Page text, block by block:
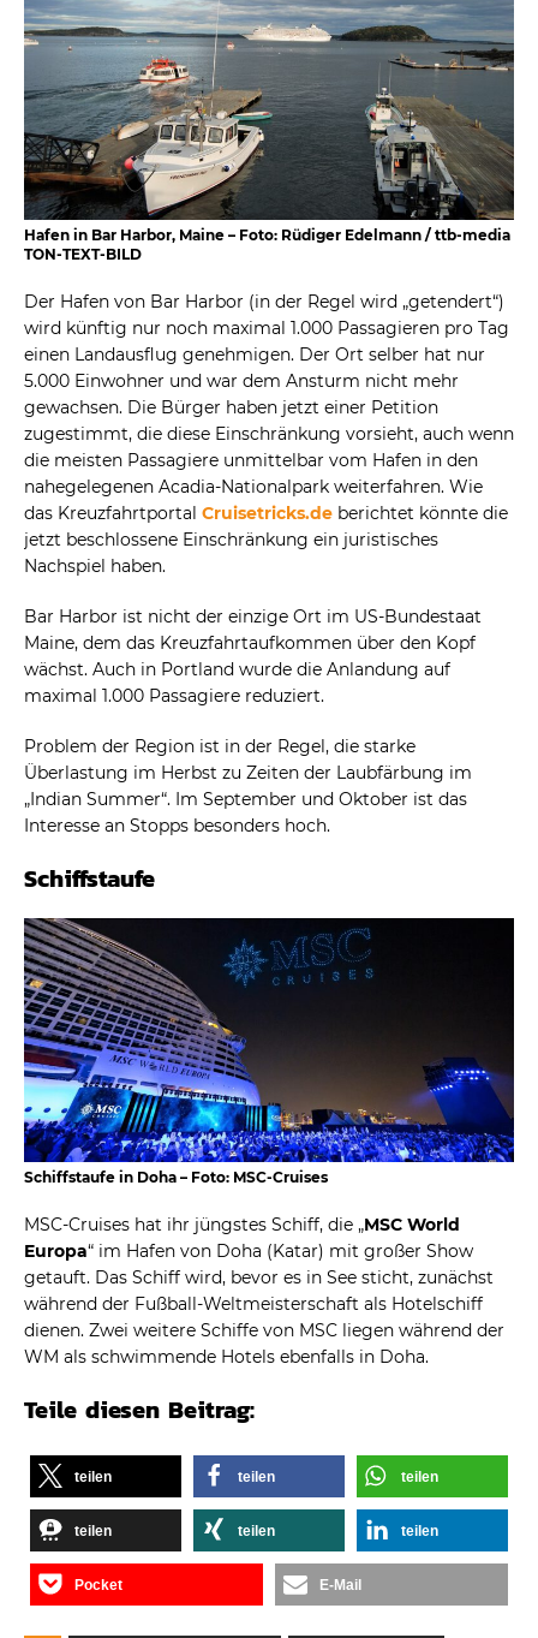
Hafen in Bar Harbor, Maine – Foto: Rüdiger Edelmann / ttb-media
TON-TEXT-BILD
Der Hafen von Bar Harbor (in der Regel wird „getendert“)
wird künftig nur noch maximal 1.000 Passagieren pro Tag
einen Landausflug genehmigen. Der Ort selber hat nur
5.000 Einwohner und war dem Ansturm nicht mehr
gewachsen. Die Bürger haben jetzt einer Petition
zugestimmt, die diese Einschränkung vorsieht, auch wenn
die meisten Passagiere unmittelbar vom Hafen in den
nahegelegenen Acadia-Nationalpark weiterfahren. Wie
das Kreuzfahrtportal Cruisetricks.de berichtet könnte die
jetzt beschlossene Einschränkung ein juristisches
Nachspiel haben.
Bar Harbor ist nicht der einzige Ort im US-Bundestaat
Maine, dem das Kreuzfahrtaufkommen über den Kopf
wächst. Auch in Portland wurde die Anlandung auf
maximal 1.000 Passagiere reduziert.
Problem der Region ist in der Regel, die starke
Überlastung im Herbst zu Zeiten der Laubfärbung im
„Indian Summer“. Im September und Oktober ist das
Interesse an Stopps besonders hoch.
Schiffstaufe
Schiffstaufe in Doha – Foto: MSC-Cruises
MSC-Cruises hat ihr jüngstes Schiff, die „MSC World
Europa“ im Hafen von Doha (Katar) mit großer Show
getauft. Das Schiff wird, bevor es in See sticht, zunächst
während der Fußball-Weltmeisterschaft als Hotelschiff
dienen. Zwei weitere Schiffe von MSC liegen während der
WM als schwimmende Hotels ebenfalls in Doha.
Teile diesen Beitrag:
teilen teilen teilen
teilen teilen teilen
Pocket E-Mail